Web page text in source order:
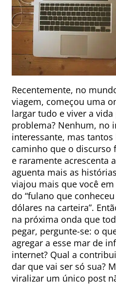
Recentemente, no
viagem, começou uma
largar tudo e viver a vida
problema? Nenhum, no
interessante, mas
caminho que o discurso
e raramente acrescenta
aguenta mais as
viajou mais que você
do “fulano que
dólares na carteira”.
na próxima onda que
pegar, pergunte-se: o
agregar a esse mar de
internet? Qual a
dar que vai ser só sua?
viralizar um único post